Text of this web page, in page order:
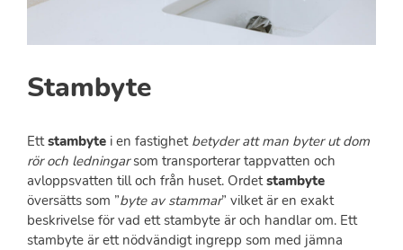
Stambyte
Ettstambyte i en fastighet betyder att man byter ut dom
rör och ledningarsom transporterar tappvatten och
avloppsvatten till och från huset. Ordetstambyte
översätts som ”byte av stammar” vilket är en exakt
beskrivelse för vad ett stambyte är och handlar om. Ett
stambyte är ett nödvändigt ingrepp som med jämna